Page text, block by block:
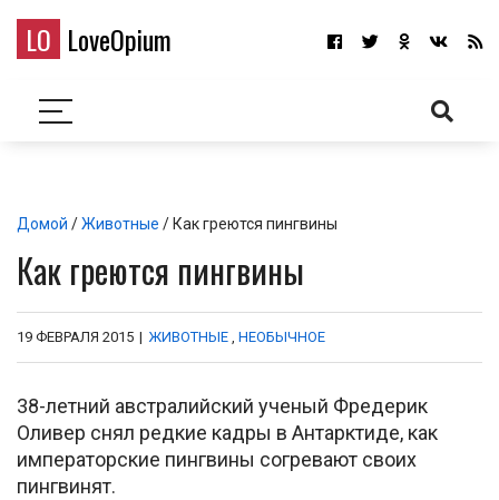
LO LoveOpium
Домой /Животные / Как греются пингвины
Как греются пингвины
19 ФЕВРАЛЯ 2015 | ЖИВОТНЫЕ , НЕОБЫЧНОЕ
38-летний австралийский ученый Фредерик
Оливер снял редкие кадры в Антарктиде, как
императорские пингвины согревают своих
пингвинят.